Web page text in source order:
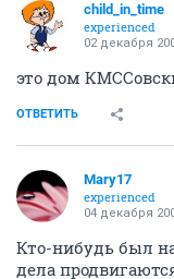
child_in_time
experienced
02 декабря
это дом
ОТВЕТИТЬ
Mary17
experienced
04 декабря
Кто-нибудь был
дела